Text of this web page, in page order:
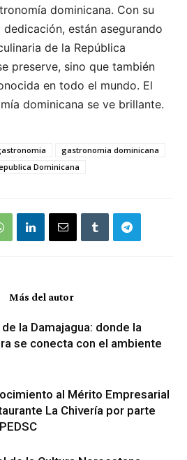
dominicana. Con su
están asegurando
de la República
preserve, sino que también
en todo el mundo. El
dominicana se ve brillante.
gastronomia dominicana
Dominicana
Más del autor
la Damajagua: donde la
se conecta con el ambiente
al Mérito Empresarial
La Chivería por parte